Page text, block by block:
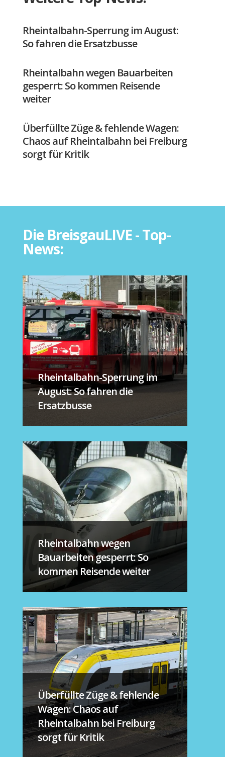
Rheintalbahn-Sperrung im August:
So fahren die Ersatzbusse
Rheintalbahn wegen Bauarbeiten
gesperrt: So kommen Reisende
weiter
Überfüllte Züge & fehlende Wagen:
Chaos auf Rheintalbahn bei Freiburg
sorgt für Kritik
Die BreisgauLIVE - Top-
News:
Rheintalbahn-Sperrung im
August: So fahren die
Ersatzbusse
Rheintalbahn wegen
Bauarbeiten gesperrt: So
kommen Reisende weiter
Überfüllte Züge & fehlende
Wagen: Chaos auf
Rheintalbahn bei Freiburg
sorgt für Kritik